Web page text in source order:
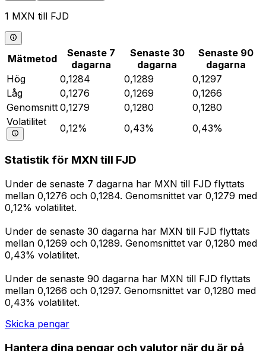
1 MXN till FJD
Mätmetod
Senaste 7
dagarna
Senaste 30
dagarna
Senaste 90
dagarna
Hög
0,1284 0,1289
0,1297
Låg
0,1276 0,1269
0,1266
Genomsnitt 0,1279 0,1280
0,1280
Volatilitet
0,12% 0,43% 0,43%
Statistik för MXN till FJD
Under de senaste 7 dagarna har MXN till FJD flyttats
mellan 0,1276 och 0,1284. Genomsnittet var 0,1279 med
0,12% volatilitet.
Under de senaste 30 dagarna har MXN till FJD flyttats
mellan 0,1269 och 0,1289. Genomsnittet var 0,1280 med
0,43% volatilitet.
Under de senaste 90 dagarna har MXN till FJD flyttats
mellan 0,1266 och 0,1297. Genomsnittet var 0,1280 med
0,43% volatilitet.
Skicka pengar
Hantera dina pengar och valutor när du är på